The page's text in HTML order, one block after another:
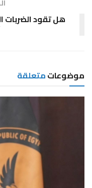
هل تقود الضربات
موضوعاتمتعلقة